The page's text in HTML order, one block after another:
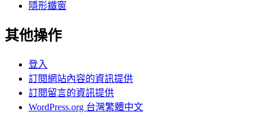
隱形鐵窗
其他操作
登入
訂閱網站內容的資訊提供
訂閱留言的資訊提供
WordPress.org 台灣繁體中文